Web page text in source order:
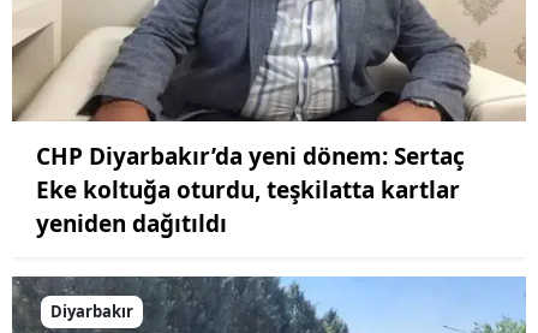
CHP Diyarbakır’da yeni dönem: Sertaç
Eke koltuğa oturdu, teşkilatta kartlar
yeniden dağıtıldı
Diyarbakır